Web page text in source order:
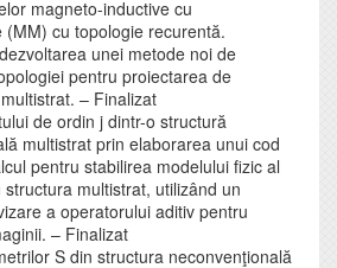
magneto-inductive cu
(MM) cu topologie recurentă.
unei metode noi de
pentru proiectarea de
– Finalizat
de ordin j dintr-o structură
multistrat prin elaborarea unui cod
pentru stabilirea modelului fizic al
structura multistrat, utilizând un
a operatorului aditiv pentru
– Finalizat
S din structura neconvenţională